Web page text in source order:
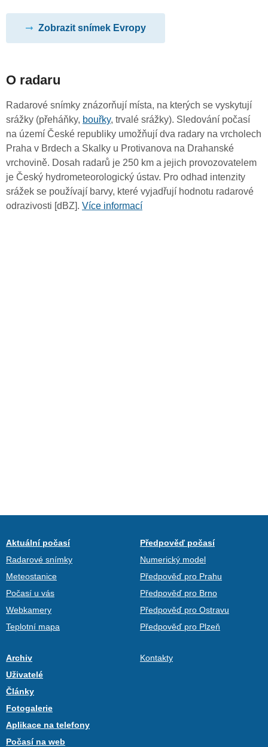
Zobrazit snímek Evropy
O radaru
Radarové snímky znázorňují místa, na kterých se vyskytují
srážky (přeháňky, bouřky, trvalé srážky). Sledování počasí
na území České republiky umožňují dva radary na vrcholech
Praha v Brdech a Skalky u Protivanova na Drahanské
vrchovině. Dosah radarů je 250 km a jejich provozovatelem
je Český hydrometeorologický ústav. Pro odhad intenzity
srážek se používají barvy, které vyjadřují hodnotu radarové
odrazivosti [dBZ]. Více informací
Aktuální počasí
Radarové snímky
Meteostanice
Počasí u vás
Webkamery
Teplotní mapa
Předpověď počasí
Numerický model
Předpověď pro Prahu
Předpověď pro Brno
Předpověď pro Ostravu
Předpověď pro Plzeň
Archiv
Uživatelé
Články
Fotogalerie
Aplikace na telefony
Počasí na web
Kontakty